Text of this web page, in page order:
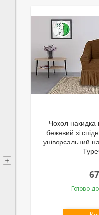
Чохол накидка
бежевий зі
універсальний
Готово